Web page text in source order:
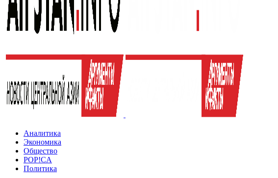
Аналитика
Экономика
Общество
POP!CA
Политика